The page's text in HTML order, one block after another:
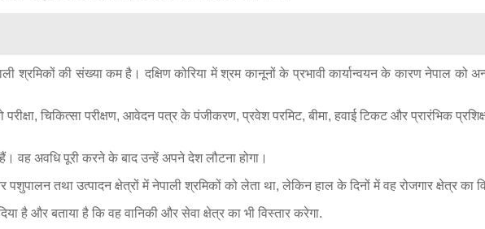
श्रमिकों की संख्या कम है। दक्षिण कोरिया में श्रम कानूनों के प्रभावी कार्यान्वयन के कारण नेपाल को
चिकित्सा परीक्षण, आवेदन पत्र के पंजीकरण, प्रवेश परमिट, बीमा, हवाई टिकट और प्रारंभिक
वह अवधि पूरी करने के बाद उन्हें अपने देश लौटना होगा।
तथा उत्पादन क्षेत्रों में नेपाली श्रमिकों को लेता था, लेकिन हाल के दिनों में वह रोजगार क्षेत्र का
है और बताया है कि वह वानिकी और सेवा क्षेत्र का भी विस्तार करेगा.